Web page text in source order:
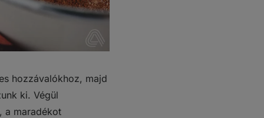
hozzávalókhoz, majd
ki. Végül
a maradékot